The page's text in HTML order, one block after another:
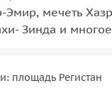
Эмир, мечеть
Зинда и
площадь Регистан